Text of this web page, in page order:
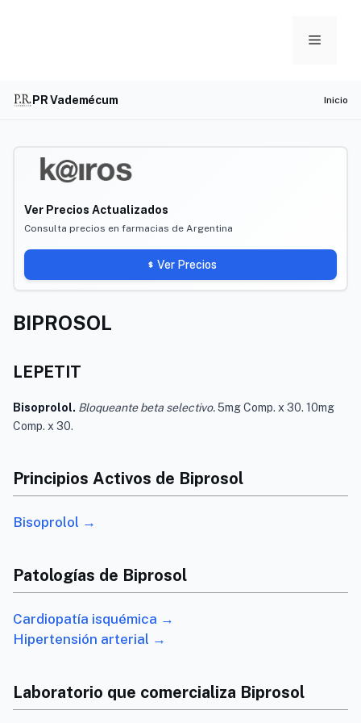
Menu
PR Vademécum Inicio
Ver Precios Actualizados
Consulta precios en farmacias de Argentina
Ver Precios
BIPROSOL
LEPETIT
Bisoprolol. Bloqueante beta selectivo.5mg Comp. x 30. 10mg
Comp. x 30.
Principios Activos de Biprosol
Bisoprolol →
Patologías de Biprosol
Cardiopatía isquémica →
Hipertensión arterial →
Laboratorio que comercializa Biprosol